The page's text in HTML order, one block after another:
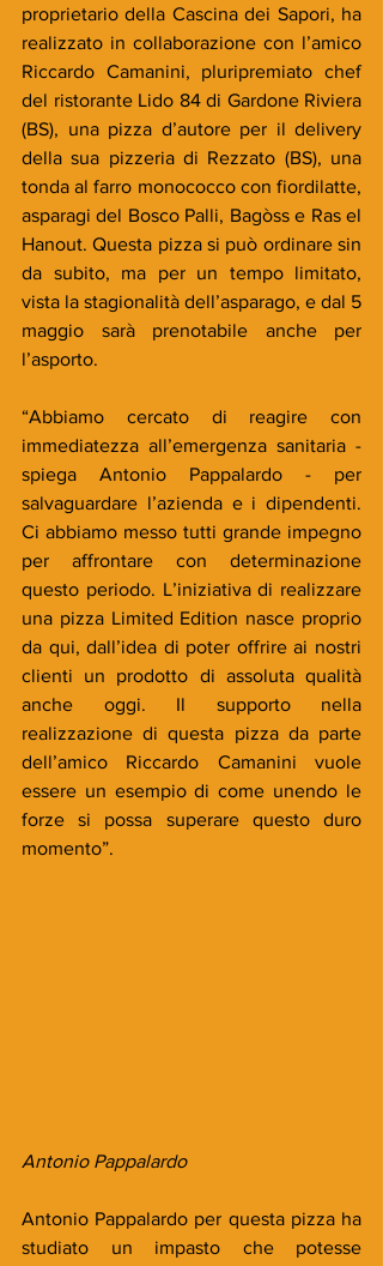
proprietario della Cascina dei Sapori, ha
realizzato in collaborazione con l’amico
Riccardo Camanini, pluripremiato chef
del ristorante Lido 84 di Gardone Riviera
(BS), una pizza d’autore per il delivery
della sua pizzeria di Rezzato (BS), una
tonda al farro monococco con fiordilatte,
asparagi del Bosco Palli, Bagòss e Ras el
Hanout. Questa pizza si può ordinare sin
da subito, ma per un tempo limitato,
vista la stagionalità dell’asparago, e dal 5
maggio sarà prenotabile anche per
l’asporto.
“Abbiamo cercato di reagire con
immediatezza all’emergenza sanitaria -
spiega Antonio Pappalardo - per
salvaguardare l’azienda e i dipendenti.
Ci abbiamo messo tutti grande impegno
per affrontare con determinazione
questo periodo. L’iniziativa di realizzare
una pizza Limited Edition nasce proprio
da qui, dall’idea di poter offrire ai nostri
clienti un prodotto di assoluta qualità
anche oggi. Il supporto nella
realizzazione di questa pizza da parte
dell’amico Riccardo Camanini vuole
essere un esempio di come unendo le
forze si possa superare questo duro
momento”.
Antonio Pappalardo
Antonio Pappalardo per questa pizza ha
studiato un impasto che potesse